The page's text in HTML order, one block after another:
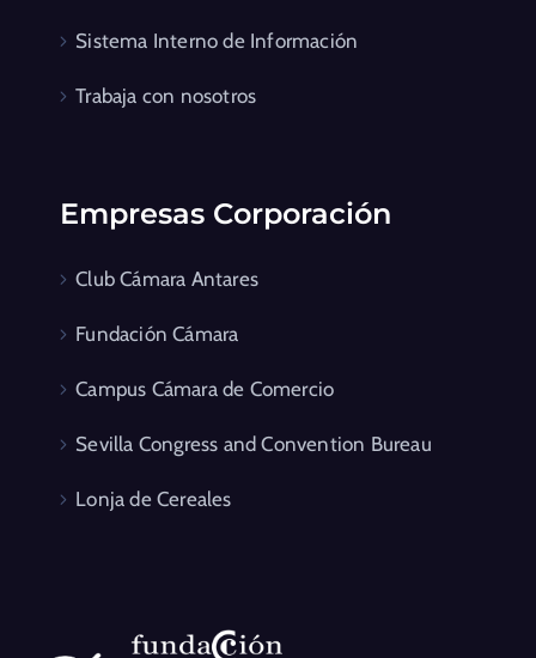
Sistema Interno de Información
Trabaja con nosotros
Empresas Corporación
Club Cámara Antares
Fundación Cámara
Campus Cámara de Comercio
Sevilla Congress and Convention Bureau
Lonja de Cereales